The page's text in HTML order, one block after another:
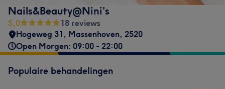
Nails&Beauty@Nini's
5,0
18 reviews
Hogeweg 31, Massenhoven, 2520
Open Morgen: 09:00 - 22:00
Populaire behandelingen